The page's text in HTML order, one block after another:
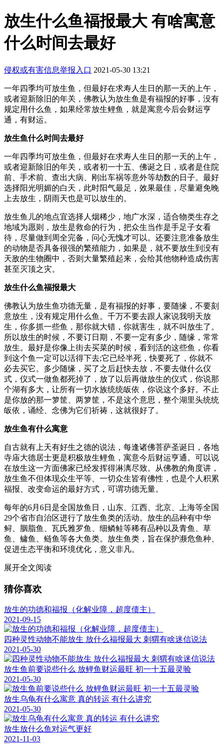
放生什么鱼福报最大 有啥寓意
什么时间去最好
侵权或有害信息举报入口 2021-05-30 13:21
一年四季均可放生鱼，但最好在求寿人生日的那一天的上午，
或者迎新除旧的年关，佛教认为放生鱼是有福报的好事，没有
规定用什么鱼，如果经常放生鲤鱼，就是寓意今后会财运亨
通，有财运。
放生鱼什么时间去最好
一年四季均可放生鱼，但最好在求寿人生日的那一天的上午，
或者迎新除旧的年关，或者初一十五、佛诞之日，或者是住院
前、手术前、查出大病、刚出车祸等意外等劫数的日子。最好
选择阳光明媚的白天，此时阳气最足，效果最佳，尽量避免晚
上去放生，阴雨天也是可以放生的。
放生鱼儿的地点宜选择人烟稀少，地广水深，适合物类生存之
地域为愿则，放生是救命的行为，把众生当作是手足子女看
待，尽量做到周全完备，问心无愧才可以。还要注意准备放生
的动物是否具备很强的繁殖能力，如果是，就不要放生到没有
天敌的生物圈中，否则大量繁殖起来，会给其他物种造成伤害
甚至灭顶之灾。
放生什么鱼福报最大
佛教认为放生鱼功德无量，是有福报的好事，要随缘，不要刻
意放生，没有规定用什么鱼。千万不要去跟人家说我明天放
生，你多抓一些鱼，那你就大错，你就害生，就不叫放生了。
所以放生的时候，不要订日期，不要一定有多少，随缘，常常
放生。最好是你像上街去买菜的时候，看到活的这些鱼，你看
到这个鱼一定可以活得下去;它已经半死，快要死了，你就不
必去买它。多少随缘，买了之后赶快去放，不要去做什么仪
式，仪式一做鱼都死掉了，放了以后再做放生的仪式，你说那
个湖有多大，让所有一切水族统统皈依，你说这个多好。不止
是你放的那一箩筐、两箩筐，不是这个意思，整个湖里头统统
皈依，诵经、念佛为它们祈祷，这就很好了。
放生鱼有什么寓意
自古就有上天有好生之德的说法，每逢诸佛菩萨圣诞日，各地
寺庙大德居士更是积极放生鲤鱼，寓意今后财运亨通。可以说
在放生这一方面佛家已经发挥得淋漓尽致。从佛教的角度讲，
放生鱼不但体现众生平等、一切众生皆有佛性，也是个人积累
福报、改变命运的最好方式，可谓功德无量。
每年的6月6日是全国放鱼日，山东、江西、北京、上海等全国
29个省市自治区进行了放生鱼类的活动。放生的品种有中华
鲟、胭脂鱼、瓦氏雅罗鱼、细鳞鲑等稀有品种以及青鱼、草
鱼、鳙鱼、鲢鱼等各大鱼类。放生鱼类，旨在保护濒危鱼种、
促进生态平衡和环境优化，意义非凡。
展开全文阅读
猜你喜欢
放生的功德和福报（化解业障，超度债主）
2021-09-15
四种灵性动物不能放生 放什么福报最大 刺猬有啥迷信说法
2021-05-30
放生鱼前要说些什么 放鲤鱼财运最旺 初一十五最灵验
2021-05-30
放生乌龟有什么寓意 真的转运 有什么讲究
2021-05-30
放生放什么鱼对运气更好
2021-11-03